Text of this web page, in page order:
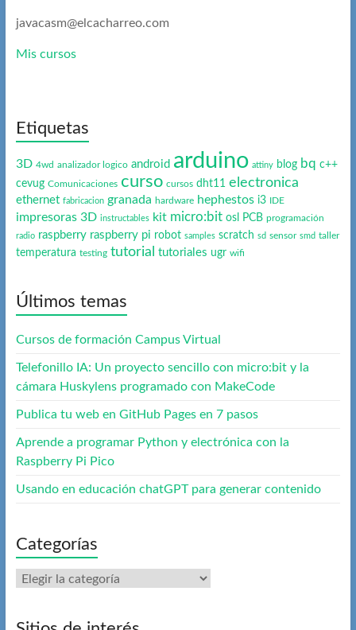
javacasm@elcacharreo.com
Mis cursos
Etiquetas
3D 4wd analizador logico android arduino attiny blog bq c++
cevug Comunicaciones curso cursos dht11 electronica
ethernet fabricacion granada hardware hephestos i3 IDE
impresoras 3D instructables kit micro:bit osl PCB programación
radio raspberry raspberry pi robot samples scratch sd sensor smd taller
temperatura testing tutorial tutoriales ugr wifi
Últimos temas
Cursos de formación Campus Virtual
Telefonillo IA: Un proyecto sencillo con micro:bit y la
cámara Huskylens programado con MakeCode
Publica tu web en GitHub Pages en 7 pasos
Aprende a programar Python y electrónica con la
Raspberry Pi Pico
Usando en educación chatGPT para generar contenido
Categorías
Categorías